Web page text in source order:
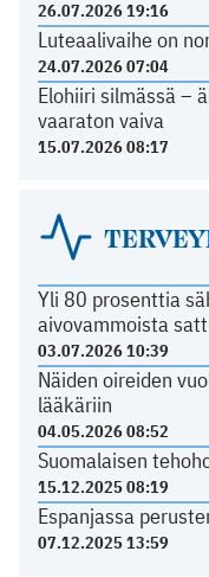
26.07.2026 19:16
Luteaalivaihe on
24.07.2026 07:04
Elohiiri silmässä –
vaaraton vaiva
15.07.2026 08:17
Yli 80 prosenttia
aivovammoista
03.07.2026 10:39
Näiden oireiden
lääkäriin
04.05.2026 08:52
Suomalaisen
15.12.2025 08:19
Espanjassa
07.12.2025 13:59